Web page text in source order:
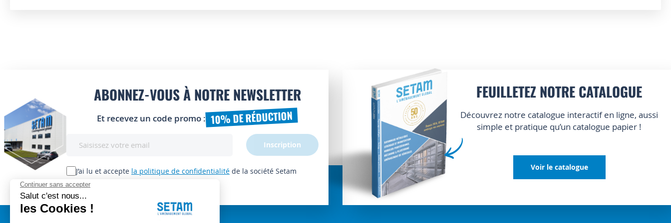
ABONNEZ-VOUS À NOTRE NEWSLETTER
Et recevez un code promo : 10% DE RÉDUCTION
lettre
d’information
:
J’ai lu et accepte la politique de confidentialité de la société Setam
Inscription
FEUILLETEZ NOTRE CATALOGUE
Découvrez notre catalogue interactif en ligne, aussi
simple et pratique qu’un catalogue papier !
Voir le catalogue